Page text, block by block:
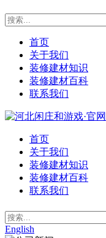
首页
关于我们
装修建材知识
装修建材百科
联系我们
首页
关于我们
装修建材知识
装修建材百科
联系我们
English